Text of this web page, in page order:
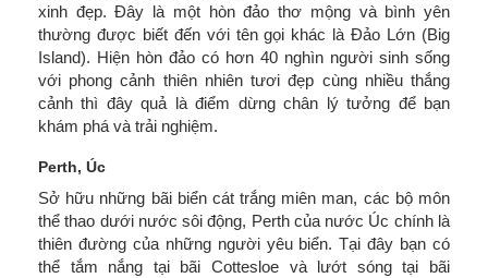
xinh đẹp. Đây là một hòn đảo thơ mộng và bình yên
thường được biết đến với tên gọi khác là Đảo Lớn (Big
Island). Hiện hòn đảo có hơn 40 nghìn người sinh sống
với phong cảnh thiên nhiên tươi đẹp cùng nhiều thắng
cảnh thì đây quả là điểm dừng chân lý tưởng để bạn
khám phá và trải nghiệm.
Perth, Úc
Sở hữu những bãi biển cát trắng miên man, các bộ môn
thể thao dưới nước sôi động, Perth của nước Úc chính là
thiên đường của những người yêu biển. Tại đây bạn có
thể tắm nắng tại bãi Cottesloe và lướt sóng tại bãi